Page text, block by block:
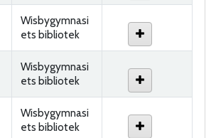
Wisbygymnasi
ets bibliotek
Wisbygymnasi
ets bibliotek
Wisbygymnasi
ets bibliotek